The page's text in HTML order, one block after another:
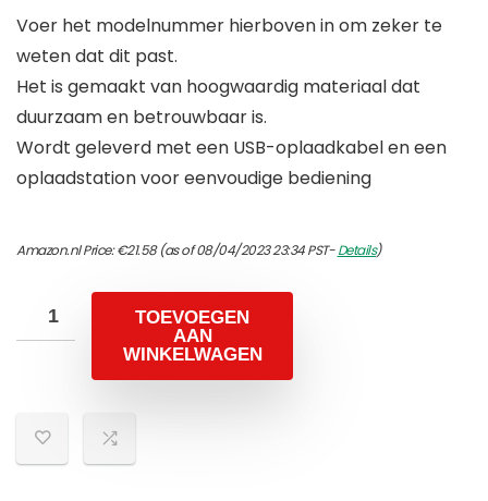
Voer het modelnummer hierboven in om zeker te
weten dat dit past.
Het is gemaakt van hoogwaardig materiaal dat
duurzaam en betrouwbaar is.
Wordt geleverd met een USB-oplaadkabel en een
oplaadstation voor eenvoudige bediening
Amazon.nl Price:€21.58(as of 08/04/2023 23:34 PST-Details)
TOEVOEGEN
AAN
WINKELWAGEN